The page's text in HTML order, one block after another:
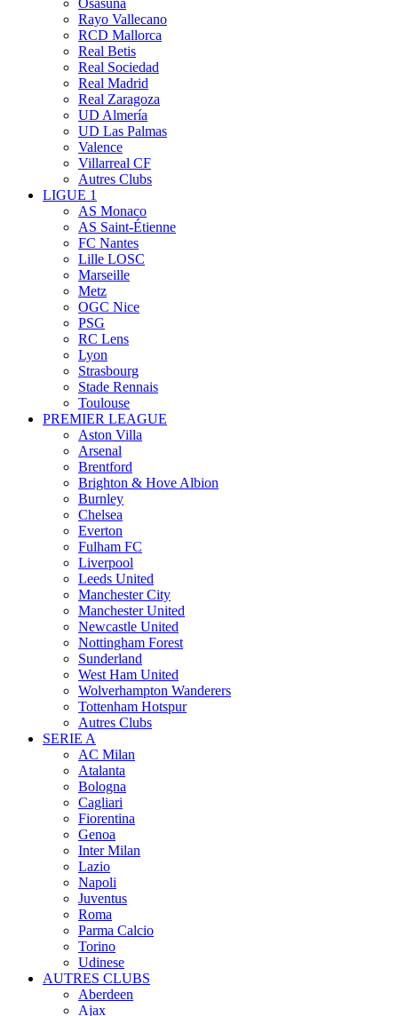
Rayo Vallecano
RCD Mallorca
Real Betis
Real Sociedad
Real Madrid
Real Zaragoza
UD Almería
UD Las Palmas
Valence
Villarreal CF
Autres Clubs
LIGUE 1
AS Monaco
AS Saint-Étienne
FC Nantes
Lille LOSC
Marseille
Metz
OGC Nice
PSG
RC Lens
Lyon
Strasbourg
Stade Rennais
Toulouse
PREMIER LEAGUE
Aston Villa
Arsenal
Brentford
Brighton & Hove Albion
Burnley
Chelsea
Everton
Fulham FC
Liverpool
Leeds United
Manchester City
Manchester United
Newcastle United
Nottingham Forest
Sunderland
West Ham United
Wolverhampton Wanderers
Tottenham Hotspur
Autres Clubs
SERIE A
AC Milan
Atalanta
Bologna
Cagliari
Fiorentina
Genoa
Inter Milan
Lazio
Napoli
Juventus
Roma
Parma Calcio
Torino
Udinese
AUTRES CLUBS
Aberdeen
Ajax